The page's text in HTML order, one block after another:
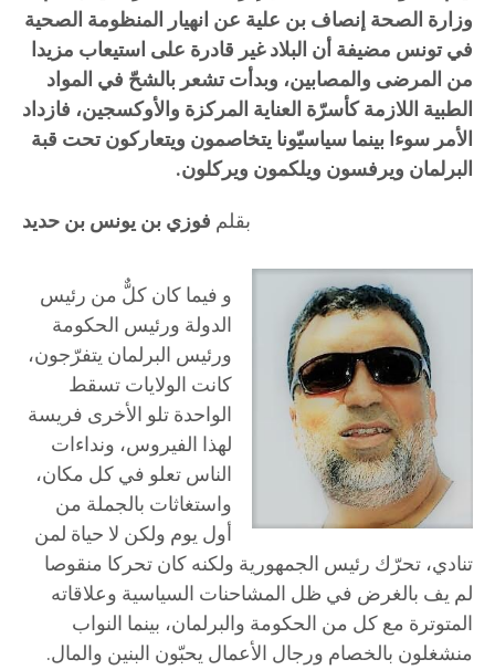
وزارة الصحة إنصاف بن علية عن انهيار المنظومة الصحية
في تونس مضيفة أن البلاد غير قادرة على استيعاب مزيدا
من المرضى والمصابين، وبدأت تشعر بالشحّ في المواد
الطبية اللازمة كأسرّة العناية المركزة والأوكسجين، فازداد
الأمر سوءا بينما سياسيّونا يتخاصمون ويتعاركون تحت قبة
البرلمان ويرفسون ويلكمون ويركلون.
بقلم فوزي بن يونس بن حديد
و فيما كان كلٌّ من رئيس
الدولة ورئيس الحكومة
ورئيس البرلمان يتفرّجون،
كانت الولايات تسقط
الواحدة تلو الأخرى فريسة
لهذا الفيروس، ونداءات
الناس تعلو في كل مكان،
واستغاثات بالجملة من
أول يوم ولكن لا حياة لمن
تنادي، تحرّك رئيس الجمهورية ولكنه كان تحركا منقوصا
لم يف بالغرض في ظل المشاحنات السياسية وعلاقاته
المتوترة مع كل من الحكومة والبرلمان، بينما النواب
منشغلون بالخصام ورجال الأعمال يحبّون البنين والمال.